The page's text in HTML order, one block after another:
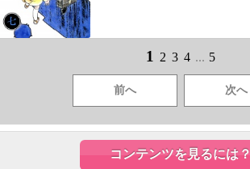
1 2 3 4 ... 5
前へ 次へ
コンテンツを見るには？